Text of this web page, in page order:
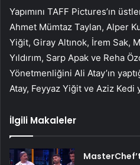
Yapımını TAFF Pictures’ın
Ahmet Mümtaz Taylan, Alper
Yiğit, Giray Altınok, İrem Sak,
Yıldırım, Sarp Apak ve Reha
Yönetmenliğini Ali Atay’ın
Atay, Feyyaz Yiğit ve Aziz Kedi
İlgili Makaleler